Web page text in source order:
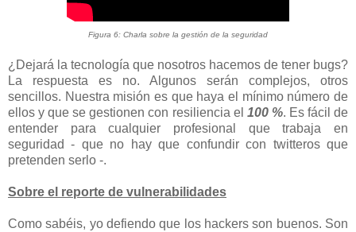
Figura 6: Charla sobre la gestión de la seguridad
¿Dejará la tecnología que nosotros hacemos de tener bugs?
La respuesta es no. Algunos serán complejos, otros
sencillos. Nuestra misión es que haya el mínimo número de
ellos y que se gestionen con resiliencia el 100 %. Es fácil de
entender para cualquier profesional que trabaja en
seguridad - que no hay que confundir con twitteros que
pretenden serlo -.
Sobre el reporte de vulnerabilidades
Como sabéis, yo defiendo que los hackers son buenos. Son